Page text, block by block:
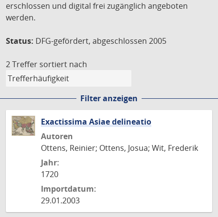
erschlossen und digital frei zugänglich angeboten
werden.
Status: DFG-gefördert, abgeschlossen 2005
2 Treffer sortiert nach
Filter anzeigen
Exactissima Asiae delineatio
Autoren
Ottens, Reinier; Ottens, Josua; Wit, Frederik
Jahr:
1720
Importdatum:
29.01.2003